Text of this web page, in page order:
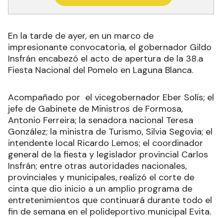
En la tarde de ayer, en un marco de
impresionante convocatoria, el gobernador Gildo
Insfrán encabezó el acto de apertura de la 38.a
Fiesta Nacional del Pomelo en Laguna Blanca.
Acompañado por el vicegobernador Eber Solís; el
jefe de Gabinete de Ministros de Formosa,
Antonio Ferreira; la senadora nacional Teresa
González; la ministra de Turismo, Silvia Segovia; el
intendente local Ricardo Lemos; el coordinador
general de la fiesta y legislador provincial Carlos
Insfrán; entre otras autoridades nacionales,
provinciales y municipales, realizó el corte de
cinta que dio inicio a un amplio programa de
entretenimientos que continuará durante todo el
fin de semana en el polideportivo municipal Evita.